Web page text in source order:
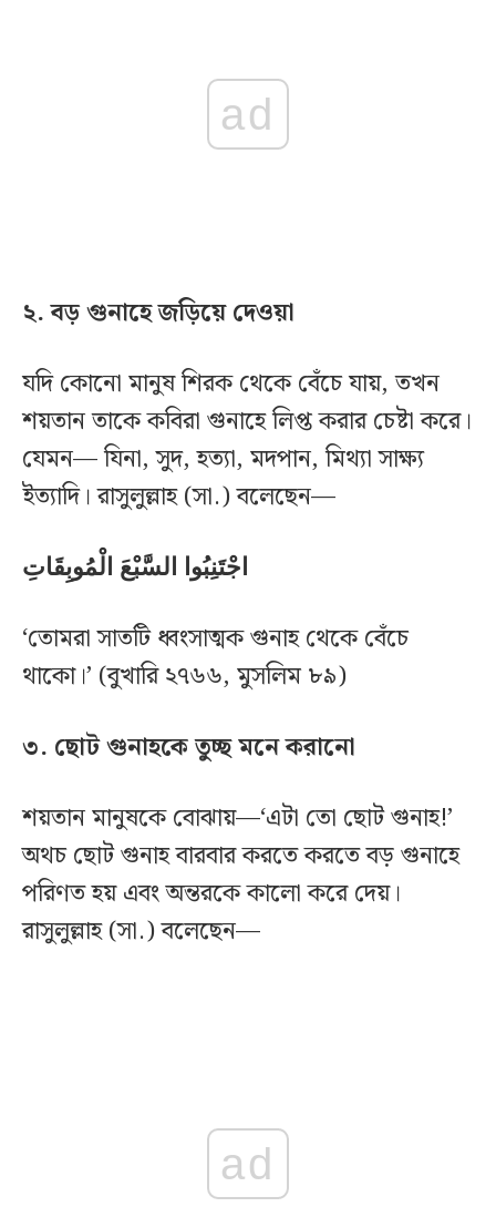
ad
২. বড় গুনাহে জড়িয়ে দেওয়া
যদি কোনো মানুষ শিরক থেকে বেঁচে যায়, তখন
শয়তান তাকে কবিরা গুনাহে লিপ্ত করার চেষ্টা করে।
যেমন— যিনা, সুদ, হত্যা, মদপান, মিথ্যা সাক্ষ্য
ইত্যাদি। রাসুলুল্লাহ (সা.) বলেছেন—
اجْتَنِبُوا السَّبْعَ الْمُوبِقَاتِ
‘তোমরা সাতটি ধ্বংসাত্মক গুনাহ থেকে বেঁচে
থাকো।’ (বুখারি ২৭৬৬, মুসলিম ৮৯)
৩. ছোট গুনাহকে তুচ্ছ মনে করানো
শয়তান মানুষকে বোঝায়—‘এটা তো ছোট গুনাহ!’
অথচ ছোট গুনাহ বারবার করতে করতে বড় গুনাহে
পরিণত হয় এবং অন্তরকে কালো করে দেয়।
রাসুলুল্লাহ (সা.) বলেছেন—
ad